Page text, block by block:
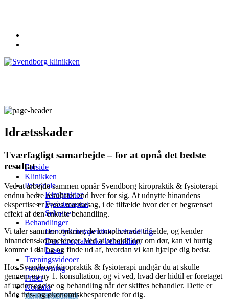
Forside
Klinikken
Personale
Kiropraktor
Fysioterapeut
Sekretær
Behandlinger
Den fysioterapeutiske behandling
Den kiropraktiske behandling
Laser
Træningsvideoer
Holdtræning
Priser
Kontakt
ONLINE BOOKING
Idrætsskader
Tværfagligt samarbejde – for at opnå det bedste
resultat
Ved at arbejde sammen opnår Svendborg kiropraktik & fysioterapi
endnu bedre resultater end hver for sig. At udnytte hinandens
ekspertise er vores mærkesag, i de tilfælde hvor der er begrænset
effekt af den enkelte behandling.
Vi taler sammen omkring de komplicerede tilfælde, og kender
hinandens kompetencer. Ved at arbejde dør om dør, kan vi hurtig
komme i dialog og finde ud af, hvordan vi kan hjælpe dig bedst.
Hos Svendborg kiropraktik & fysioterapi undgår du at skulle
gennem en ny 1. konsultation, og vi ved, hvad der hidtil er foretaget
af undersøgelse og behandling når der skiftes behandler. Dette er
både tids- og økonomiskbesparende for dig.